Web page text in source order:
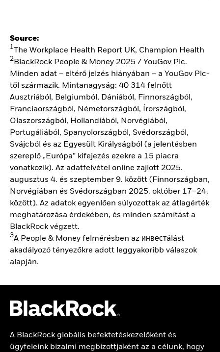
Source:
1 The Workplace Health Report UK, Champion Health
2BlackRock People & Money 2025 / YouGov Plc.
Minden adat – eltérő jelzés hiányában – a YouGov Plc-
től származik. Mintanagyság: 40 314 felnőtt
Ausztriából, Belgiumból, Dániából, Finnországból,
Franciaországból, Németországból, Írországból,
Olaszországból, Hollandiából, Norvégiából,
Portugáliából, Spanyolországból, Svédországból,
Svájcból és az Egyesült Királyságból (a jelentésben
szereplő „Európa” kifejezés ezekre a 15 piacra
vonatkozik). Az adatfelvétel online zajlott 2025.
augusztus 4. és szeptember 9. között (Finnországban,
Norvégiában és Svédországban 2025. október 17–24.
között). Az adatok egyenlően súlyozottak az átlagérték
meghatározása érdekében, és minden számítást a
BlackRock végzett.
3A People & Money felmérésben az инвестálást
akadályozó tényezőkre adott leggyakoribb válaszok
alapján.
A BlackRock globális befektetéskezelőként és
ügyfeleink bizalmi megbízottjaként az a célunk, hogy